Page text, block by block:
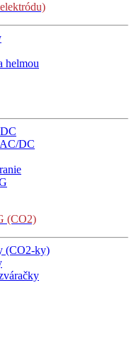
helmou
DC
(CO2)
(CO2-ky)